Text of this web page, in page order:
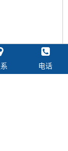
电话